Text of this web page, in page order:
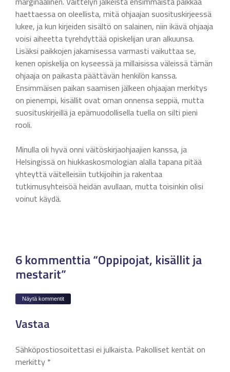
haettaessa on oleellista, mitä ohjaajan suosituskirjeessä
lukee, ja kun kirjeiden sisältö on salainen, niin ikävä ohjaaja
voisi aiheetta tyrehdyttää opiskelijan uran alkuunsa.
Lisäksi paikkojen jakamisessa varmasti vaikuttaa se,
kenen opiskelija on kyseessä ja millaisissa väleissä tämän
ohjaaja on paikasta päättävän henkilön kanssa.
Ensimmäisen paikan saamisen jälkeen ohjaajan merkitys
on pienempi, kisällit ovat oman onnensa seppiä, mutta
suosituskirjeillä ja epämuodollisella tuella on silti pieni
rooli.
Minulla oli hyvä onni väitöskirjaohjaajien kanssa, ja
Helsingissä on hiukkaskosmologian alalla tapana pitää
yhteyttä väitelleisiin tutkijoihin ja rakentaa
tutkimusyhteisöä heidän avullaan, mutta toisinkin olisi
voinut käydä.
6 kommenttia “Oppipojat, kisällit ja
mestarit”
Näytä kommentit
Vastaa
Sähköpostiosoitettasi ei julkaista. Pakolliset kentät on
merkitty *